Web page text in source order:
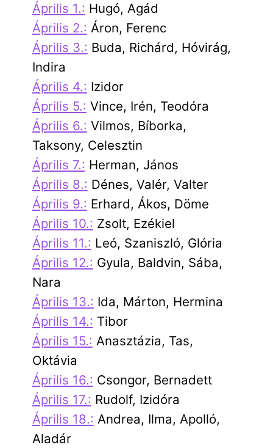
Április 1.: Hugó, Agád
Április 2.: Áron, Ferenc
Április 3.: Buda, Richárd, Hóvirág,
Indira
Április 4.: Izidor
Április 5.: Vince, Irén, Teodóra
Április 6.: Vilmos, Bíborka,
Taksony, Celesztin
Április 7.: Herman, János
Április 8.: Dénes, Valér, Valter
Április 9.: Erhard, Ákos, Döme
Április 10.: Zsolt, Ezékiel
Április 11.: Leó, Szaniszló, Glória
Április 12.: Gyula, Baldvin, Sába,
Nara
Április 13.: Ida, Márton, Hermina
Április 14.: Tibor
Április 15.: Anasztázia, Tas,
Oktávia
Április 16.: Csongor, Bernadett
Április 17.: Rudolf, Izidóra
Április 18.: Andrea, Ilma, Apolló,
Aladár